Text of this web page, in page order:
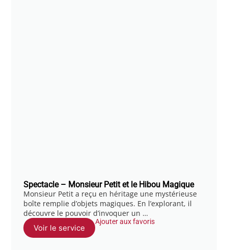
Spectacle – Monsieur Petit et le Hibou Magique
Monsieur Petit a reçu en héritage une mystérieuse
boîte remplie d’objets magiques. En l’explorant, il
découvre le pouvoir d’invoquer un …
Voir le service
Ajouter aux favoris